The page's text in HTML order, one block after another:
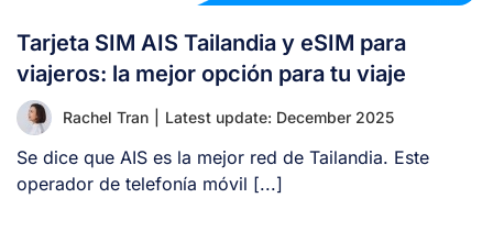
Tarjeta SIM AIS Tailandia y eSIM para
viajeros: la mejor opción para tu viaje
Rachel Tran Latest update: December 2025
Se dice que AIS es la mejor red de Tailandia. Este
operador de telefonía móvil [...]